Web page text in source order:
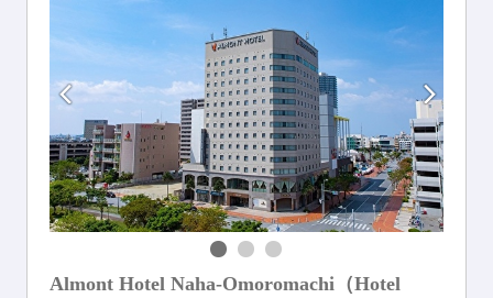
Almont Hotel Naha-Omoromachi（Hotel